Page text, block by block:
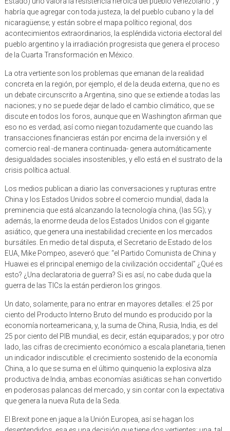
habría que agregar con toda justeza, la del pueblo cubano y la del
nicaragüense; y están sobre el mapa político regional, dos
acontecimientos extraordinarios, la espléndida victoria electoral del
pueblo argentino y la irradiación progresista que genera el proceso
de la Cuarta Transformación en México.
La otra vertiente son los problemas que emanan de la realidad
concreta en la región, por ejemplo, el de la deuda externa, que no es
un debate circunscrito a Argentina, sino que se extiende a todas las
naciones; y no se puede dejar de lado el cambio climático, que se
discute en todos los foros, aunque que en Washington afirman que
eso no es verdad; así como niegan tozudamente que cuando las
transacciones financieras están por encima de la inversión y el
comercio real -de manera continuada- genera automáticamente
desigualdades sociales insostenibles, y ello está en el sustrato de la
crisis política actual.
Los medios publican a diario las conversaciones y rupturas entre
China y los Estados Unidos sobre el comercio mundial, dada la
preminencia que está alcanzando la tecnología china, (las 5G); y
además, la enorme deuda de los Estados Unidos con el gigante
asiático, que genera una inestabilidad creciente en los mercados
bursátiles. En medio de tal disputa, el Secretario de Estado de los
EUA, Mike Pompeo, aseveró que: “el Partido Comunista de China y
Huawei es el principal enemigo de la civilización occidental” ¿Qué es
esto? ¿Una declaratoria de guerra? Si es así, no cabe duda que la
guerra de las TICs la están perdieron los gringos.
Un dato, solamente, para no entrar en mayores detalles: el 25 por
ciento del Producto Interno Bruto del mundo es producido por la
economía norteamericana, y, la suma de China, Rusia, India, es del
25 por ciento del PIB mundial, es decir, están equiparados; y por otro
lado, las cifras de crecimiento económico a escala planetaria, tienen
un indicador indiscutible: el crecimiento sostenido de la economía
China, a lo que se suma en el último quinquenio la explosiva alza
productiva de India, ambas economías asiáticas se han convertido
en poderosas palancas del mercado, y sin contar con la expectativa
que genera la nueva Ruta de la Seda.
El Brexit pone en jaque a la Unión Europea, así se hagan los